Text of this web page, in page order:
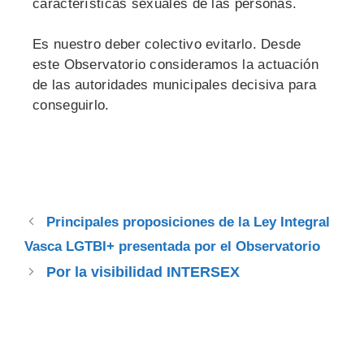
características sexuales de las personas.
Es nuestro deber colectivo evitarlo. Desde
este Observatorio consideramos la actuación
de las autoridades municipales decisiva para
conseguirlo.
Principales proposiciones de la Ley Integral
Vasca LGTBI+ presentada por el Observatorio
Por la visibilidad INTERSEX